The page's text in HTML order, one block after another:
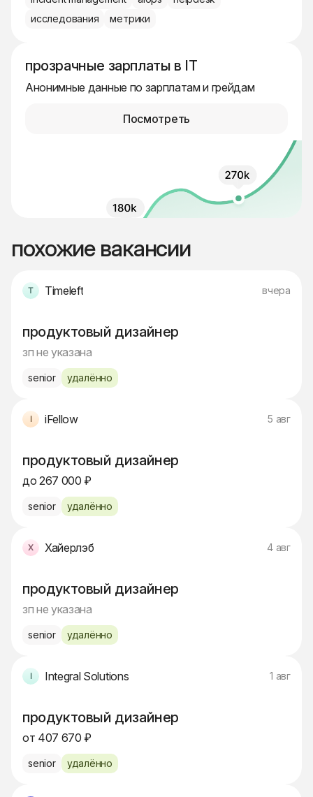
исследования
метрики
прозрачные зарплаты в IT
Анонимные данные по зарплатам и грейдам
Посмотреть
похожие вакансии
Timeleft вчера
продуктовый дизайнер
зп не указана
senior удалённо
iFellow 5 авг
продуктовый дизайнер
до 267 000 ₽
senior удалённо
Хайерлэб 4 авг
продуктовый дизайнер
зп не указана
senior удалённо
Integral Solutions 1 авг
продуктовый дизайнер
от 407 670 ₽
senior удалённо